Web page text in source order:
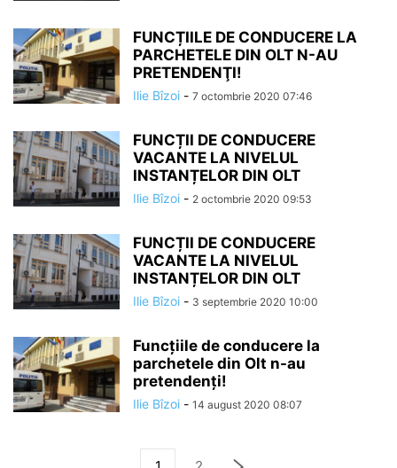
FUNCȚIILE DE CONDUCERE LA
PARCHETELE DIN OLT N-AU
PRETENDENŢI!
Ilie Bîzoi - 7 octombrie 2020 07:46
FUNCȚII DE CONDUCERE
VACANTE LA NIVELUL
INSTANȚELOR DIN OLT
Ilie Bîzoi - 2 octombrie 2020 09:53
FUNCȚII DE CONDUCERE
VACANTE LA NIVELUL
INSTANȚELOR DIN OLT
Ilie Bîzoi - 3 septembrie 2020 10:00
Funcțiile de conducere la
parchetele din Olt n-au
pretendenţi!
Ilie Bîzoi - 14 august 2020 08:07